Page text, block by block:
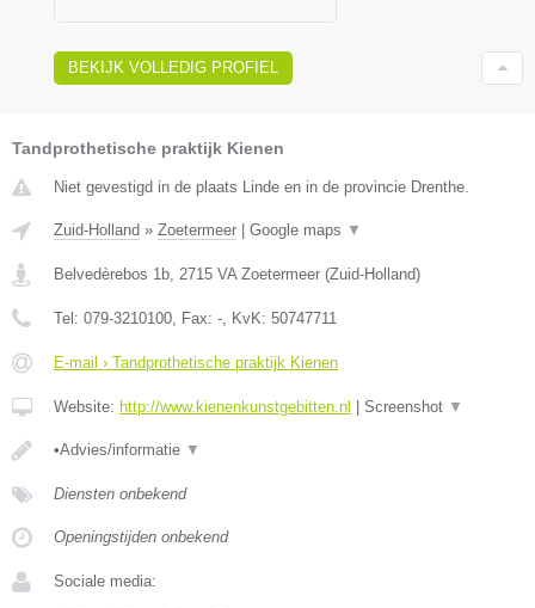
BEKIJK VOLLEDIG PROFIEL
Tandprothetische praktijk Kienen
Niet gevestigd in de plaats Linde en in de provincie Drenthe.
Zuid-Holland » Zoetermeer Google maps ▼
Belvedèrebos 1b, 2715 VA Zoetermeer (Zuid-Holland)
Tel: 079-3210100, Fax: -, KvK: 50747711
E-mail › Tandprothetische praktijk Kienen
Website: http://www.kienenkunstgebitten.nl Screenshot ▼
•Advies/informatie ▼
Diensten onbekend
Openingstijden onbekend
Sociale media: